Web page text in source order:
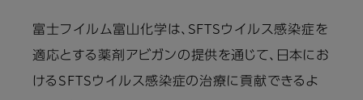
富士フイルム富山化学は、SFTSウイルス感染症を
適応とする薬剤アビガンの提供を通じて、日本にお
けるSFTSウイルス感染症の治療に貢献できるよ